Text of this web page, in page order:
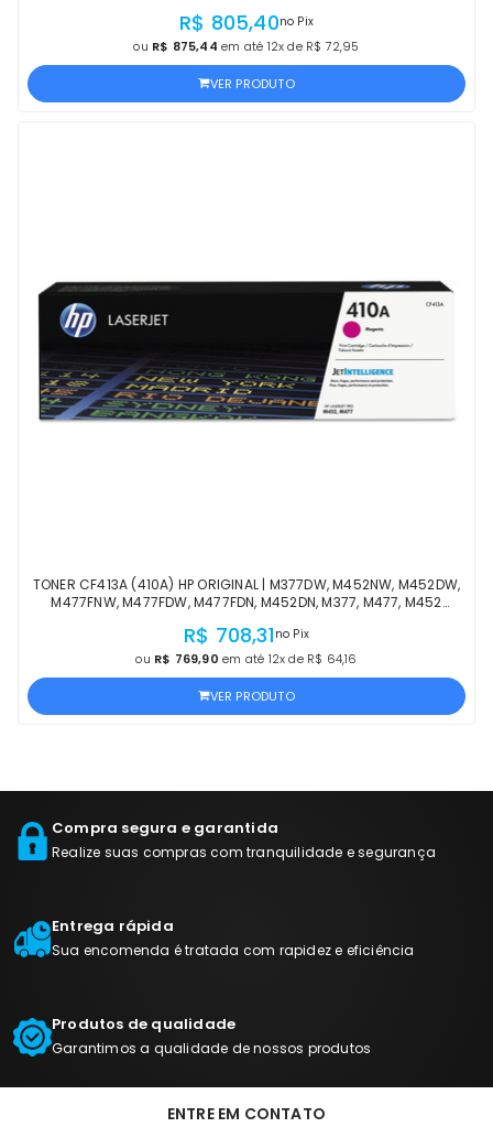
R$ 805,40no Pix
ou R$ 875,44 em até 12x de R$ 72,95
VER PRODUTO
TONER CF413A (410A) HP ORIGINAL | M377DW, M452NW, M452DW,
M477FNW, M477FDW, M477FDN, M452DN, M377, M477, M452
R$ 708,31no Pix
ou R$ 769,90 em até 12x de R$ 64,16
VER PRODUTO
Compra segura e garantida
Realize suas compras com tranquilidade e segurança
Entrega rápida
Sua encomenda é tratada com rapidez e eficiência
Produtos de qualidade
Garantimos a qualidade de nossos produtos
ENTRE EM CONTATO